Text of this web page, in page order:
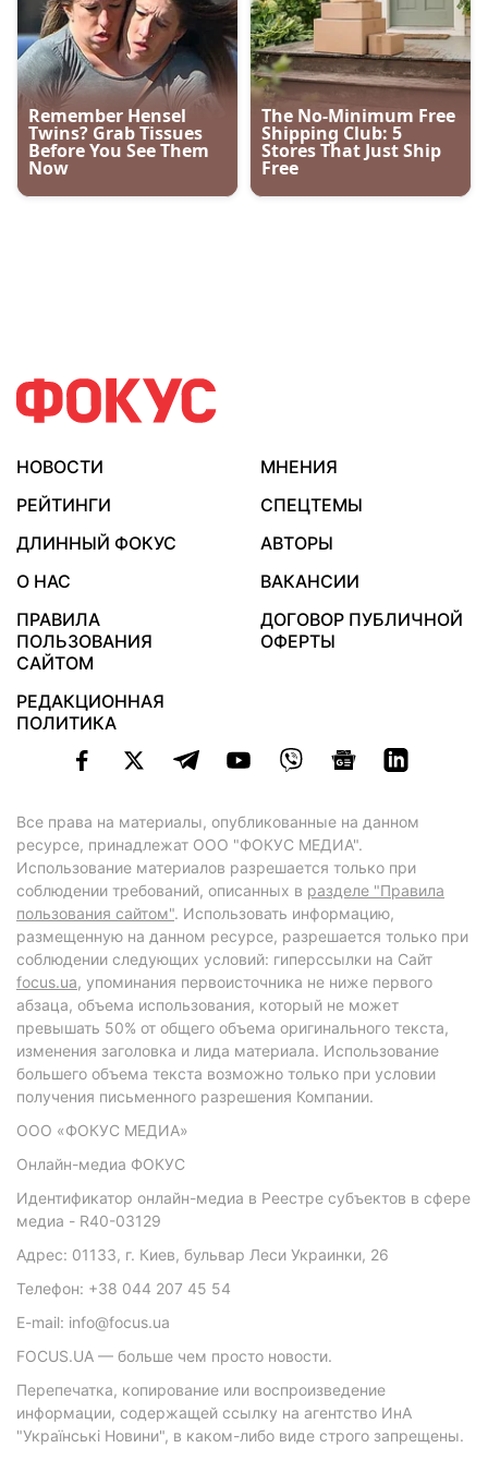
НОВОСТИ
МНЕНИЯ
РЕЙТИНГИ
СПЕЦТЕМЫ
ДЛИННЫЙ ФОКУС
АВТОРЫ
О НАС
ВАКАНСИИ
ПРАВИЛА
ПОЛЬЗОВАНИЯ
САЙТОМ
ДОГОВОР ПУБЛИЧНОЙ
ОФЕРТЫ
РЕДАКЦИОННАЯ
ПОЛИТИКА
Все права на материалы, опубликованные на данном
ресурсе, принадлежат ООО "ФОКУС МЕДИА".
Использование материалов разрешается только при
соблюдении требований, описанных в разделе "Правила
пользования сайтом". Использовать информацию,
размещенную на данном ресурсе, разрешается только при
соблюдении следующих условий: гиперссылки на Сайт
focus.ua, упоминания первоисточника не ниже первого
абзаца, объема использования, который не может
превышать 50% от общего объема оригинального текста,
изменения заголовка и лида материала. Использование
большего объема текста возможно только при условии
получения письменного разрешения Компании.
ООО «ФОКУС МЕДИА»
Онлайн-медиа ФОКУС
Идентификатор онлайн-медиа в Реестре субъектов в сфере
медиа - R40-03129
Адрес: 01133, г. Киев, бульвар Леси Украинки, 26
Телефон: +38 044 207 45 54
E-mail: info@focus.ua
FOCUS.UA — больше чем просто новости.
Перепечатка, копирование или воспроизведение
информации, содержащей ссылку на агентство ИнА
"Українські Новини", в каком-либо виде строго запрещены.